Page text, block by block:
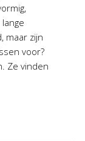
maar zijn
voor?
Ze vinden